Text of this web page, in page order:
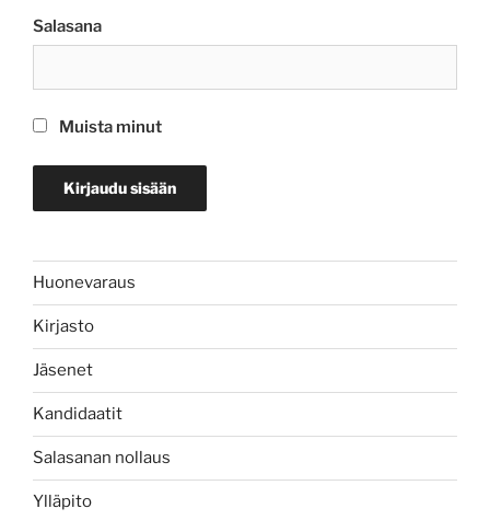
Salasana
Muista minut
Huonevaraus
Kirjasto
Jäsenet
Kandidaatit
Salasanan nollaus
Ylläpito